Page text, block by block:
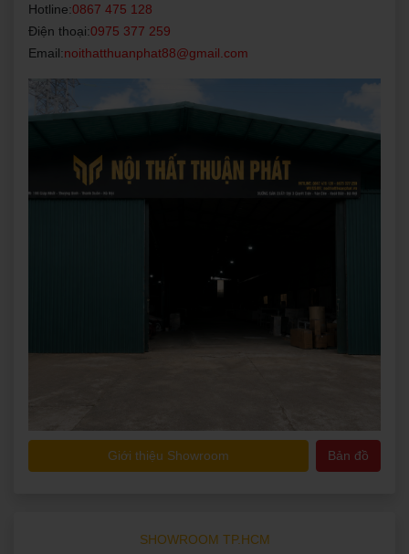
Hotline:0867 475 128
Điện thoại:0975 377 259
Email:noithatthuanphat88@gmail.com
Giới thiệu Showroom Bản đồ
SHOWROOM TP.HCM